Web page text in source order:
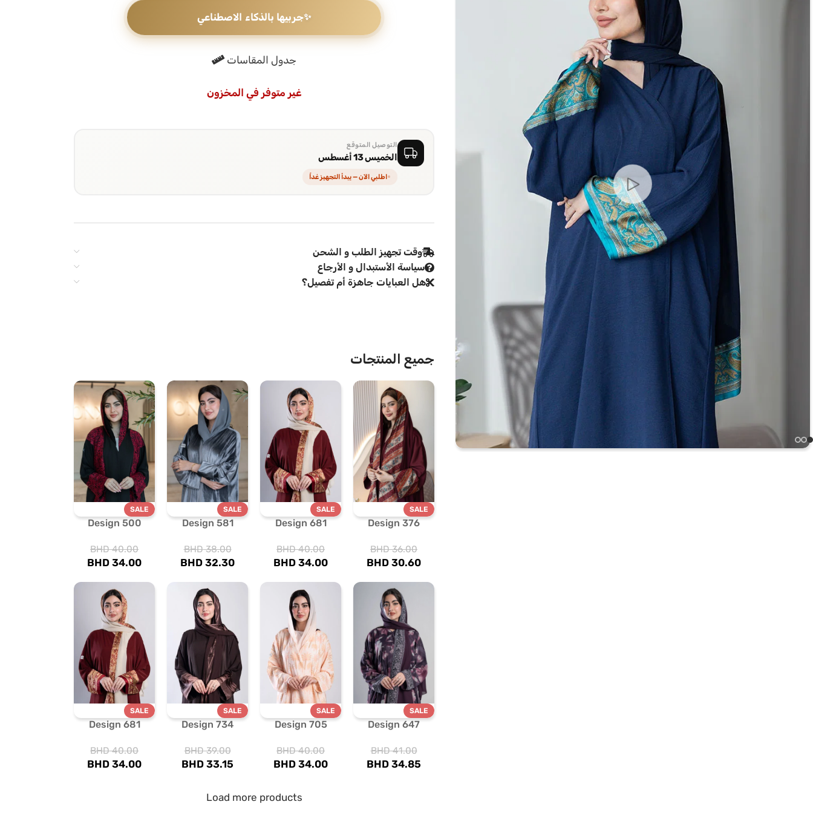
✨جربيها بالذكاء الاصطناعي
جدول المقاسات
غير متوفر في المخزون
التوصيل المتوقع
الخميس 13 أغسطس
اطلبي الآن — يبدأ التجهيز غداً
وقت تجهيز الطلب و الشحن
سياسة الأستبدال و الأرجاع
هل العبايات جاهزة أم تفصيل؟
جميع المنتجات
SALE
Design 376
BHD36.00
BHD 30.60
SALE
Design 681
BHD40.00
BHD 34.00
SALE
Design 581
BHD38.00
BHD 32.30
SALE
Design 500
BHD40.00
BHD 34.00
SALE
Design 647
BHD41.00
BHD 34.85
SALE
Design 705
BHD40.00
BHD 34.00
SALE
Design 734
BHD39.00
BHD 33.15
SALE
Design 681
BHD40.00
BHD 34.00
Load more products